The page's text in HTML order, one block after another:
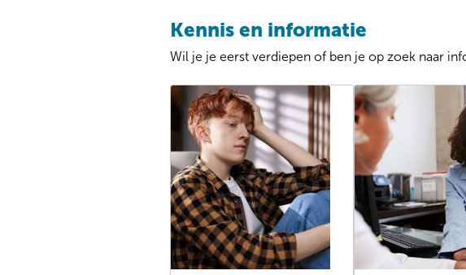
Kennis en informatie
Wil je je eerst verdiepen of ben je op zoek naar